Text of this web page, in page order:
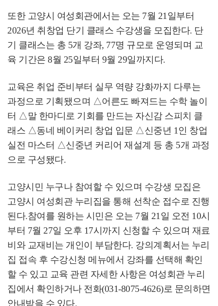
또한 고양시 여성회관에서는 오는 7월 21 일부터
2026년 취창업 단기 클래스 수강생을 모집한다. 단
기 클래스는 총 5개 강좌, 77명 규모로 운영되며 교
육 기간은 8월 25일부터 9월 29일까지다.
교육은 취업 준비부터 실무 역량 강화까지 다루는
과정으로 기획됐으며 △어른도 빠져드는 수학 놀이
터 △ 말 한마디로 기회를 만드는 자신감 스피치 클
래스 △동네 베이커리 창업 입문 △신중년 1 인 창업
실전 마스터 △신중년 커리어 재설계 등 총 5개 과정
으로 구성됐다.
고양시민 누구나 참여할 수 있으며 수강생 모집은
고양시 여성회관 누리집을 통해 선착순 접수로 진행
된다.참여를 원하는 시민은 오는 7월 21 일 오전 10시
부터 7월 27일 오후 17시까지 신청할 수 있으며 재료
비와 교재비는 개인이 부담한다. 강의계획서는 누리
집 접속 후 수강신청 메뉴에서 강좌를 선택해 확인
할 수 있고 교육 관련 자세한 사항은 여성회관 누리
집에서 확인하거나 전화(031-8075-4626)로 문의하면
안내받을 수 있다.